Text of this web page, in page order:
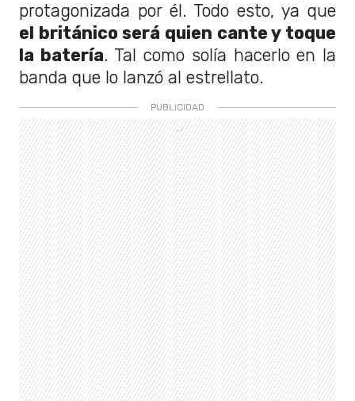
protagonizada por él. Todo esto, ya que
el británico será quien cante y toque
la batería. Tal como solía hacerlo en la
banda que lo lanzó al estrellato.